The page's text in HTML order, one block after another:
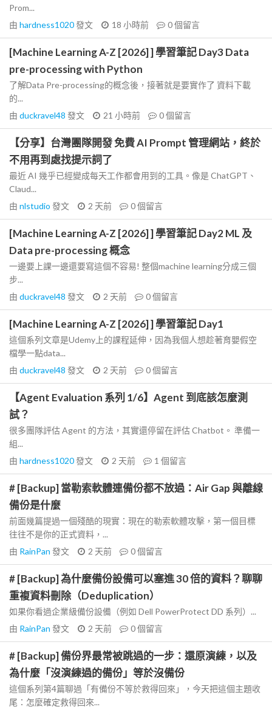
Prom...
由 hardness1020發文 18 小時前 0個留言
[Machine Learning A-Z [2026] ] 學習筆記 Day3 Data
pre-processing with Python
了解Data Pre-processing的概念後，接著就是要實作了 資料下載
的...
由 duckravel48 發文 21 小時前 0個留言
【分享】台灣團隊開發 免費 AI Prompt 管理網站，終於
不用再到處找提示詞了
最近 AI 幾乎已經變成每天工作都會用到的工具。像是 ChatGPT、
Claud...
由 nlstudio 發文 2 天前 0個留言
[Machine Learning A-Z [2026] ] 學習筆記 Day2 ML 及
Data pre-processing 概念
一邊要上課一邊還要寫這個不容易! 整個machine learning分成三個
步...
由 duckravel48 發文 2 天前 0個留言
[Machine Learning A-Z [2026] ] 學習筆記 Day1
這個系列文章是Udemy上的課程延伸，因為我個人想趁著育嬰假空
檔學一點data...
由 duckravel48 發文 2 天前 0個留言
【Agent Evaluation 系列 1/6】Agent 到底該怎麼測
試？
很多團隊評估 Agent 的方法，其實還停留在評估 Chatbot。 準備一
組...
由 hardness1020發文 2 天前 1 個留言
# [Backup] 當勒索軟體連備份都不放過：Air Gap 與離線
備份是什麼
前面幾篇提過一個殘酷的現實：現在的勒索軟體攻擊，第一個目標
往往不是你的正式資料，...
由 RainPan 發文 2 天前 0個留言
# [Backup] 為什麼備份設備可以塞進 30 倍的資料？聊聊
重複資料刪除（Deduplication）
如果你看過企業級備份設備（例如 Dell PowerProtect DD 系列）...
由 RainPan 發文 2 天前 0個留言
# [Backup] 備份界最常被跳過的一步：還原演練，以及
為什麼「沒演練過的備份」等於沒備份
這個系列第4篇聊過「有備份不等於救得回來」，今天把這個主題收
尾：怎麼確定救得回來...